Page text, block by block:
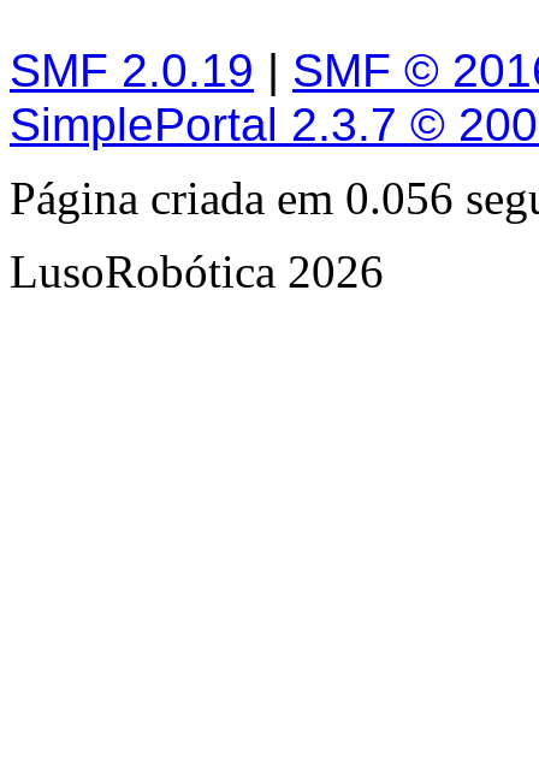
SMF 2.0.19 | SMF ©
SimplePortal 2.3.7 ©
Página criada em 0.056
LusoRobótica 2026